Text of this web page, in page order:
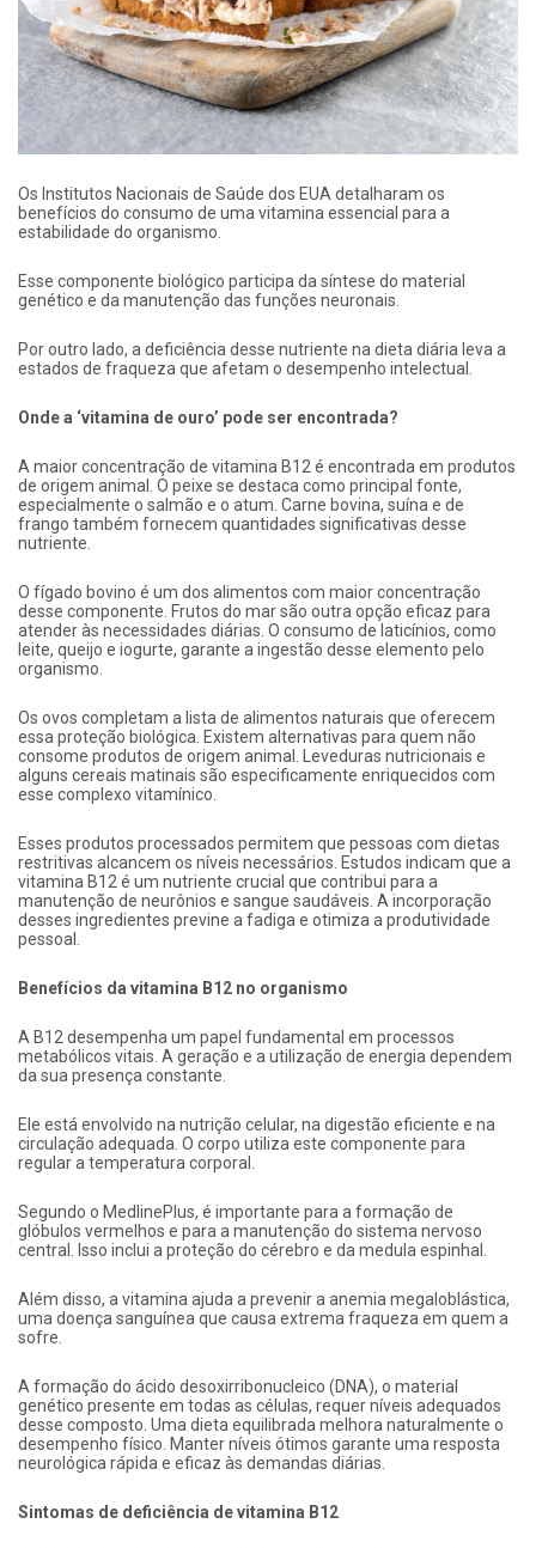
Os Institutos Nacionais de Saúde dos EUA detalharam os
benefícios do consumo de uma vitamina essencial para a
estabilidade do organismo.
Esse componente biológico participa da síntese do material
genético e da manutenção das funções neuronais.
Por outro lado, a deficiência desse nutriente na dieta diária leva a
estados de fraqueza que afetam o desempenho intelectual.
Onde a ‘vitamina de ouro’ pode ser encontrada?
A maior concentração de vitamina B12 é encontrada em produtos
de origem animal. O peixe se destaca como principal fonte,
especialmente o salmão e o atum. Carne bovina, suína e de
frango também fornecem quantidades significativas desse
nutriente.
O fígado bovino é um dos alimentos com maior concentração
desse componente. Frutos do mar são outra opção eficaz para
atender às necessidades diárias. O consumo de laticínios, como
leite, queijo e iogurte, garante a ingestão desse elemento pelo
organismo.
Os ovos completam a lista de alimentos naturais que oferecem
essa proteção biológica. Existem alternativas para quem não
consome produtos de origem animal. Leveduras nutricionais e
alguns cereais matinais são especificamente enriquecidos com
esse complexo vitamínico.
Esses produtos processados ​​permitem que pessoas com dietas
restritivas alcancem os níveis necessários. Estudos indicam que a
vitamina B12 é um nutriente crucial que contribui para a
manutenção de neurônios e sangue saudáveis. A incorporação
desses ingredientes previne a fadiga e otimiza a produtividade
pessoal.
Benefícios da vitamina B12 no organismo
A B12 desempenha um papel fundamental em processos
metabólicos vitais. A geração e a utilização de energia dependem
da sua presença constante.
Ele está envolvido na nutrição celular, na digestão eficiente e na
circulação adequada. O corpo utiliza este componente para
regular a temperatura corporal.
Segundo o MedlinePlus, é importante para a formação de
glóbulos vermelhos e para a manutenção do sistema nervoso
central. Isso inclui a proteção do cérebro e da medula espinhal.
Além disso, a vitamina ajuda a prevenir a anemia megaloblástica,
uma doença sanguínea que causa extrema fraqueza em quem a
sofre.
A formação do ácido desoxirribonucleico (DNA), o material
genético presente em todas as células, requer níveis adequados
desse composto. Uma dieta equilibrada melhora naturalmente o
desempenho físico. Manter níveis ótimos garante uma resposta
neurológica rápida e eficaz às demandas diárias.
Sintomas de deficiência de vitamina B12